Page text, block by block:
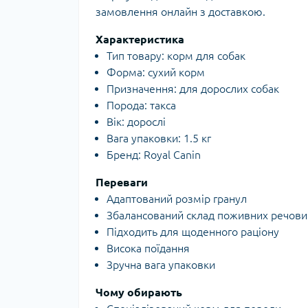
замовлення онлайн з доставкою.
Характеристика
Тип товару: корм для собак
Форма: сухий корм
Призначення: для дорослих собак
Порода: такса
Вік: дорослі
Вага упаковки: 1.5 кг
Бренд: Royal Canin
Переваги
Адаптований розмір гранул
Збалансований склад поживних
Підходить для щоденного раціону
Висока поїдання
Зручна вага упаковки
Чому обирають